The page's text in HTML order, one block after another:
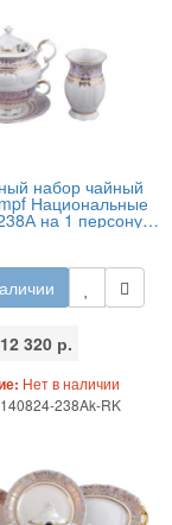
набор чайный
Национальные
на 1 персону 6
12 320 р.
Нет в наличии
238Ak-RK